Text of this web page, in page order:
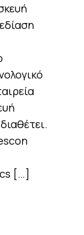
[…]